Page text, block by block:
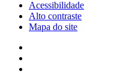
Acessibilidade
Alto contraste
Mapa do site